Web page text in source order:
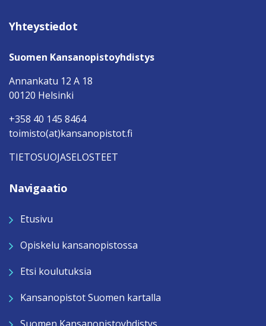
Yhteystiedot
Suomen Kansanopistoyhdistys
Annankatu 12 A 18
00120 Helsinki
+358 40 145 8464
toimisto(at)kansanopistot.fi
TIETOSUOJASELOSTEET
Navigaatio
Etusivu
Opiskelu kansanopistossa
Etsi koulutuksia
Kansanopistot Suomen kartalla